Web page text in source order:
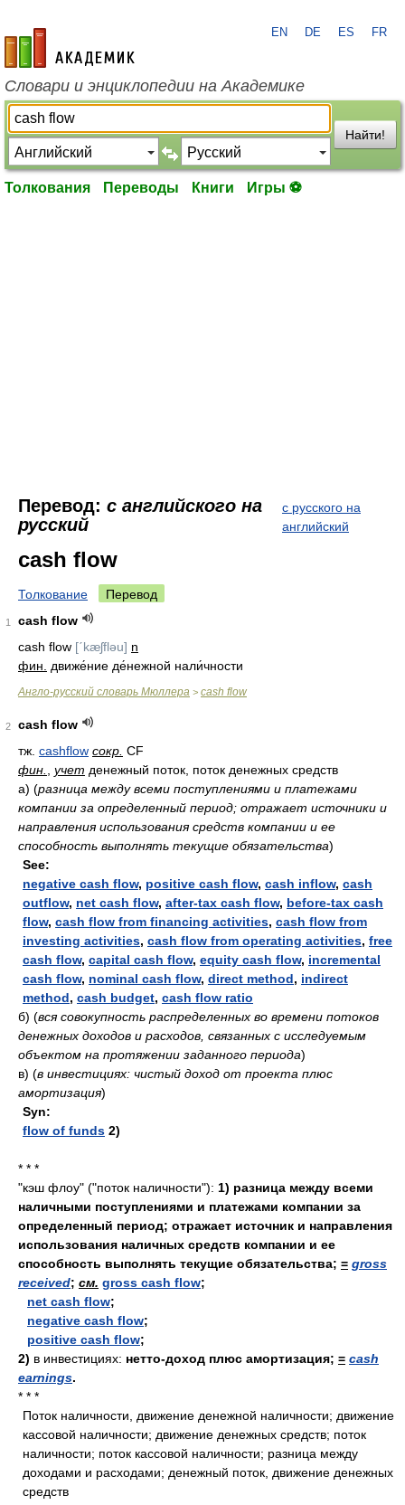
academic.ru
EN DE ES FR
Словари и энциклопедии на Академике
Найти!
Толкования Переводы Книги Игры ⚽
Перевод: с английского на
русский
с русского на
английский
cash flow
Толкование Перевод
1
cash flow
cash flow [ˊkæʃfləu] n
фин.
движе́ние де́нежной нали́чности
Англо-русский словарь Мюллера > cash flow
2
cash flow
тж. cashflow сокр. CF
фин.
учет денежный поток, поток денежных средств
а) (разница между всеми поступлениями и платежами
компании за определенный период; отражает источники и
направления использования средств компании и ее
способность выполнять текущие обязательства)
See:
negative cash flow, positive cash flow, cash inflow, cash
outflow, net cash flow, after-tax cash flow, before-tax cash
flow, cash flow from financing activities, cash flow from
investing activities, cash flow from operating activities, free
cash flow, capital cash flow, equity cash flow, incremental
cash flow, nominal cash flow, direct method, indirect
method, cash budget, cash flow ratio
б) (вся совокупность распределенных во времени потоков
денежных доходов и расходов, связанных с исследуемым
объектом на протяжении заданного периода)
в) (в инвестициях: чистый доход от проекта плюс
амортизация)
Syn:
flow of funds 2)
* * *
"кэш флоу" ("поток наличности"): 1) разница между всеми
наличными поступлениями и платежами компании за
определенный период; отражает источник и направления
использования наличных средств компании и ее
способность выполнять текущие обязательства; = gross
received; см. gross cash flow;
net cash flow;
negative cash flow;
positive cash flow;
2) в инвестициях: нетто-доход плюс амортизация; = cash
earnings.
* * *
Поток наличности, движение денежной наличности; движение
кассовой наличности; движение денежных средств; поток
наличности; поток кассовой наличности; разница между
доходами и расходами; денежный поток, движение денежных
средств